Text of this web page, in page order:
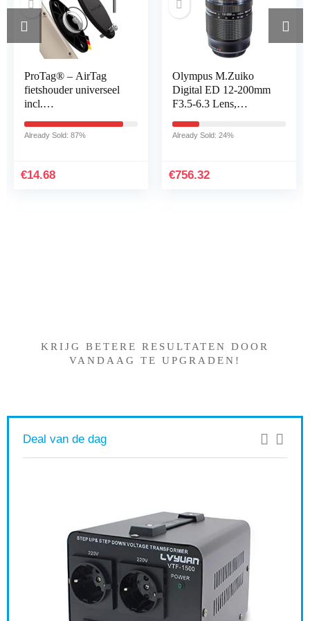
ProTag® – AirTag
fietshouder universeel
incl.
ultralicht 12,7 g |
Already Sold: 87%
€14.68
Olympus M.Zuiko
Digital ED 12-200mm
F3.5-6.3 Lens,
Geschikt Voor Alle
Pen…
Already Sold: 24%
€756.32
KRIJG BETERE RESULTATEN DOOR
VANDAAG TE UPGRADEN!
Deal van de dag